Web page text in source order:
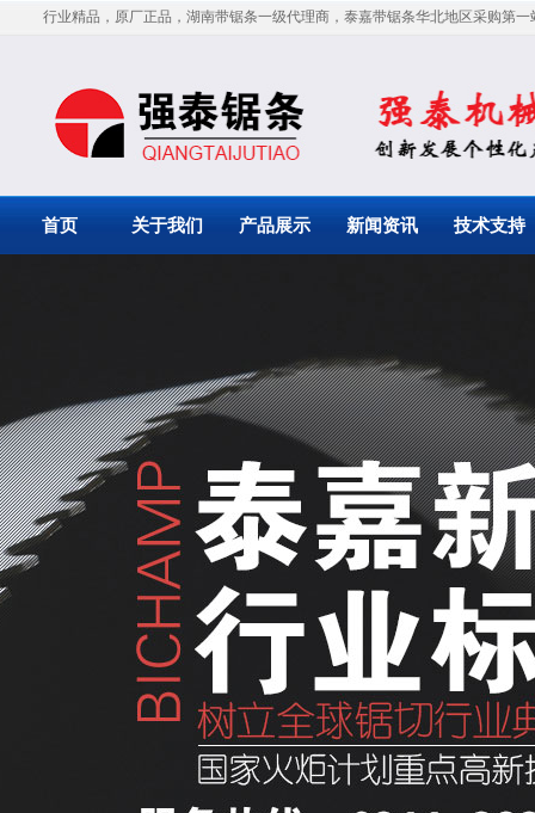
行业精品，原厂正品，湖南带锯条一级代理商，泰嘉带锯条华北地区采购第一
首页 关于我们 产品展示 新闻资讯 技术支持